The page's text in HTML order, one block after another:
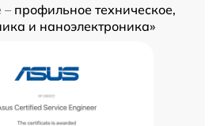
– профильное техническое,
и наноэлектроника»